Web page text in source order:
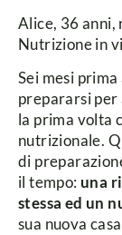
Alice, 36 anni,
Nutrizione in
Sei mesi
prepararsi per
la prima volta
nutrizionale.
di
il tempo: una
stessa ed un
sua nuova